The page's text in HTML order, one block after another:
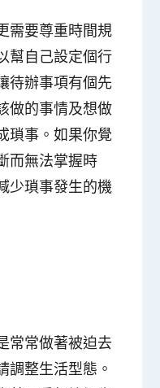
需要尊重時間規
幫自己設定個行
待辦事項有個先
做的事情及想做
瑣事 。如果你覺
而無法掌握時
少瑣事發生的機
常常做著被迫去
調整生活型態。